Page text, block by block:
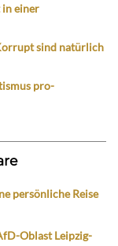
in einer
sind natürlich
pro-
persönliche Reise
Oblast Leipzig-